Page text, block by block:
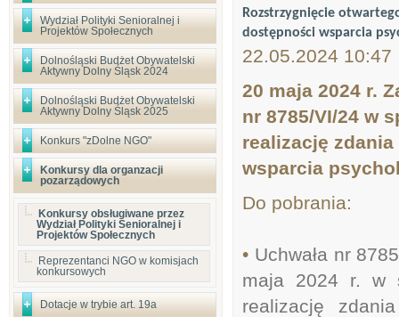
Wydział Polityki Senioralnej i
Projektów Społecznych
Dolnośląski Budżet Obywatelski
Aktywny Dolny Śląsk 2024
Dolnośląski Budżet Obywatelski
Aktywny Dolny Śląsk 2025
Konkurs "zDolne NGO"
Konkursy dla organzacji
pozarządowych
Konkursy obsługiwane przez
Wydział Polityki Senioralnej i
Projektów Społecznych
Reprezentanci NGO w komisjach
konkursowych
Dotacje w trybie art. 19a
Rozstrzygnięcie
dostępności wsparcia
22.05.2024 10:47
20 maja 2024 r.
nr 8785/VI/24 w
realizację
wsparcia
Do pobrania:
• Uchwała nr
maja 2024 r. w
realizację